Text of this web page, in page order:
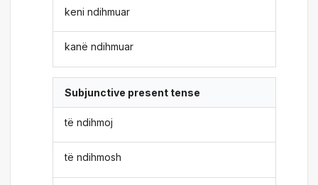
keni ndihmuar
kanë ndihmuar
Subjunctive present tense
të ndihmoj
të ndihmosh